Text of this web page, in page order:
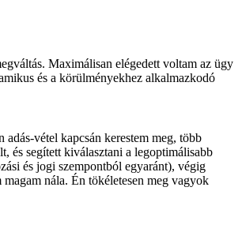
Maximálisan elégedett voltam az ügy
és a körülményekhez alkalmazkodó
vétel kapcsán kerestem meg, több
és segített kiválasztani a legoptimálisabb
és jogi szempontból egyaránt), végig
magam nála. Én tökéletesen meg vagyok